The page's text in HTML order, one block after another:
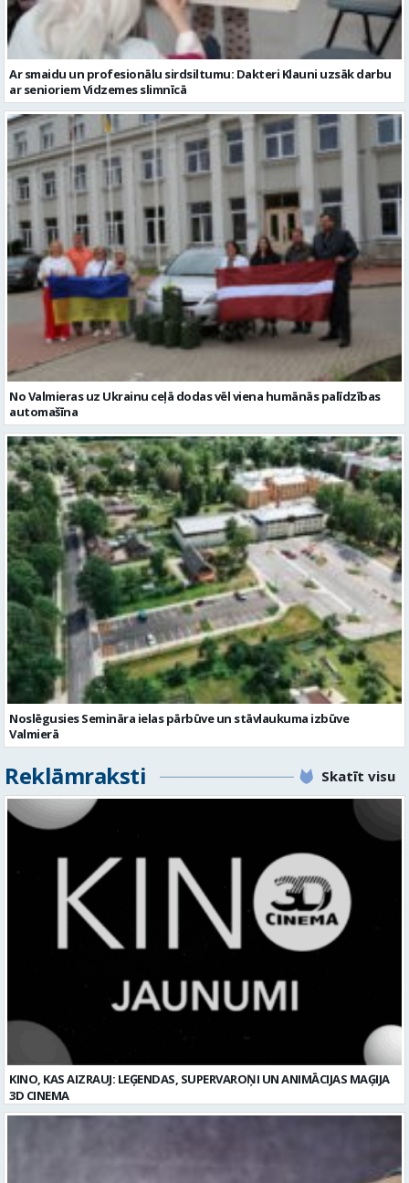
Ar smaidu un profesionālu sirdsiltumu: Dakteri Klauni uzsāk darbu
ar senioriem Vidzemes slimnīcā
No Valmieras uz Ukrainu ceļā dodas vēl viena humānās palīdzības
automašīna
Noslēgusies Semināra ielas pārbūve un stāvlaukuma izbūve
Valmierā
Reklāmraksti Skatīt visu
KINO, KAS AIZRAUJ: LEĢENDAS, SUPERVAROŅI UN ANIMĀCIJAS MAĢIJA
3D CINEMA